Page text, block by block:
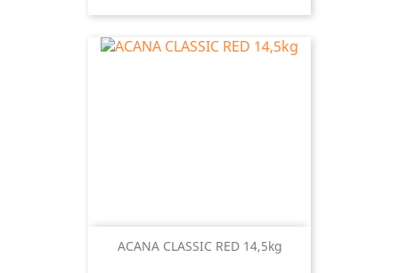
ACANA CLASSIC RED 14,5kg